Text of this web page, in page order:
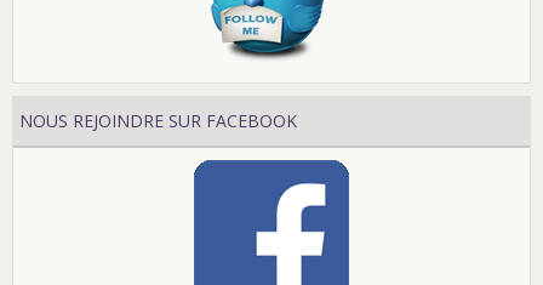
NOUS REJOINDRE SUR FACEBOOK